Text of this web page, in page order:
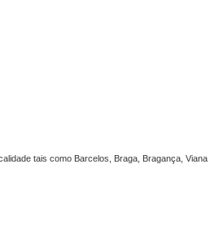
tais como Barcelos, Braga, Bragança, Viana